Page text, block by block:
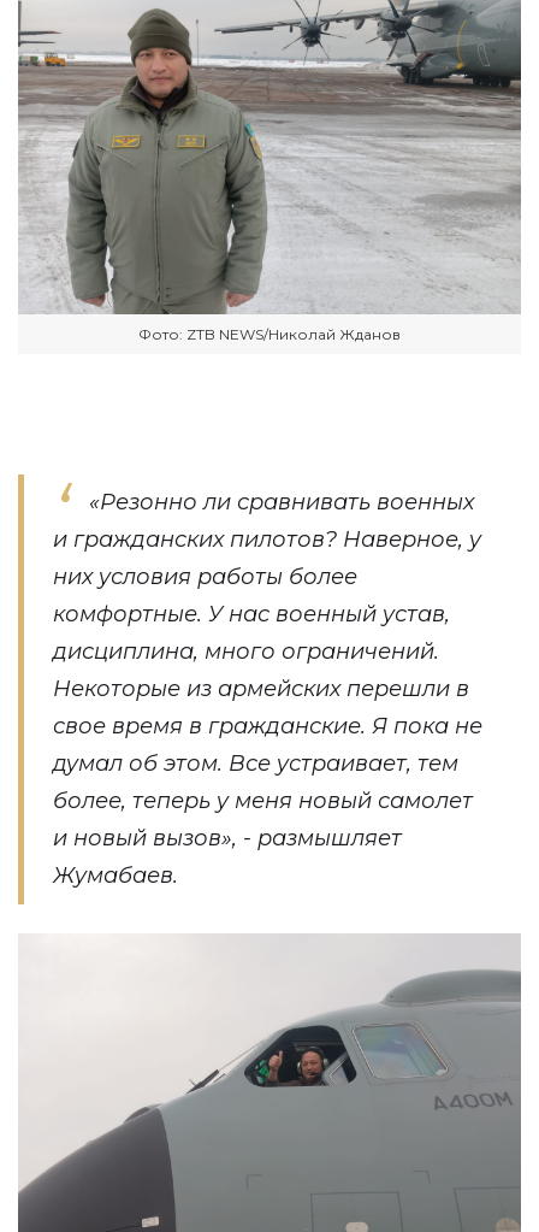
Фото: ZTB NEWS/Николай Жданов
«Резонно ли сравнивать военных
и гражданских пилотов? Наверное, у
них условия работы более
комфортные. У нас военный устав,
дисциплина, много ограничений.
Некоторые из армейских перешли в
свое время в гражданские. Я пока не
думал об этом. Все устраивает, тем
более, теперь у меня новый самолет
и новый вызов», - размышляет
Жумабаев.